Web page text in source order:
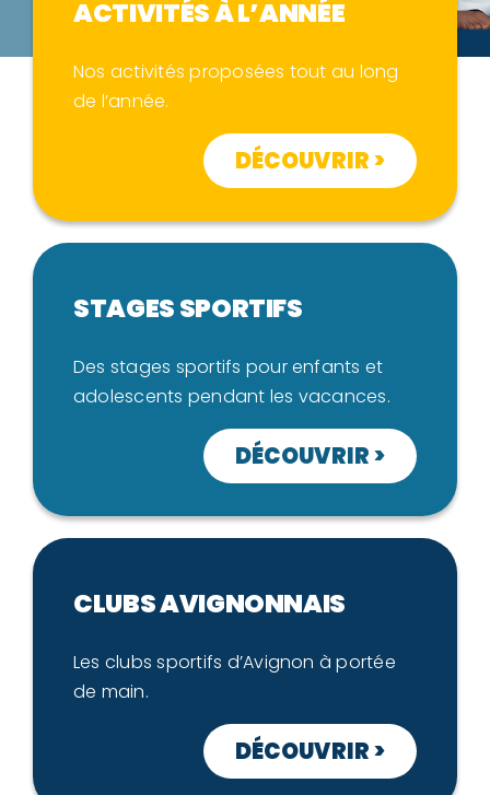
ACTIVITÉS À L’ANNÉE
Nos activités proposées tout au long
de l’année.
DÉCOUVRIR >
STAGES SPORTIFS
Des stages sportifs pour enfants et
adolescents pendant les vacances.
DÉCOUVRIR >
CLUBS AVIGNONNAIS
Les clubs sportifs d’Avignon à portée
de main.
DÉCOUVRIR >